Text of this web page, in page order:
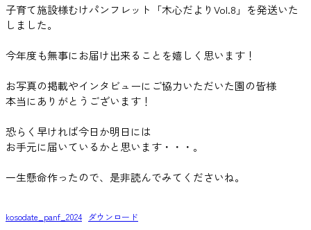
子育て施設様むけパンフレット「木心だよりVol.8」を発送いた
しました。
今年度も無事にお届け出来ることを嬉しく思います！
お写真の掲載やインタビューにご協力いただいた園の皆様
本当にありがとうございます！
恐らく早ければ今日か明日には
お手元に届いているかと思います・・・。
一生懸命作ったので、是非読んでみてくださいね。
kosodate_panf_2024 ダウンロード